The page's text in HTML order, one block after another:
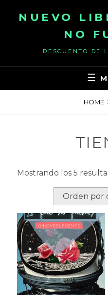
NUEVO
NO
DESCUENTO DE
HOME
Mostrando los 5